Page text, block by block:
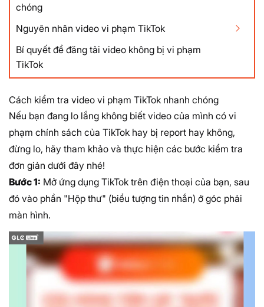
chóng
Nguyên nhân video vi phạm TikTok
Bí quyết để đăng tải video không bị vi phạm
TikTok
Cách kiểm tra video vi phạm TikTok nhanh chóng
Nếu bạn đang lo lắng không biết video của mình có vi
phạm chính sách của TikTok hay bị report hay không,
đừng lo, hãy tham khảo và thực hiện các bước kiểm tra
đơn giản dưới đây nhé!
Bước 1: Mở ứng dụng TikTok trên điện thoại của bạn, sau
đó vào phần "Hộp thư" (biểu tượng tin nhắn) ở góc phải
màn hình.